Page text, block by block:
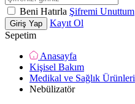
Beni Hatırla Şifremi Unuttum
Giriş Yap
Kayıt Ol
Sepetim
Anasayfa
Kişisel Bakım
Medikal ve Sağlık Ürünleri
Nebülizatör